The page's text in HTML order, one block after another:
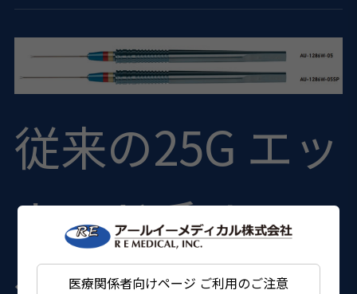
医療関係者向けページ ご利用のご注意
従来の25G エッ
カード氏 ILM